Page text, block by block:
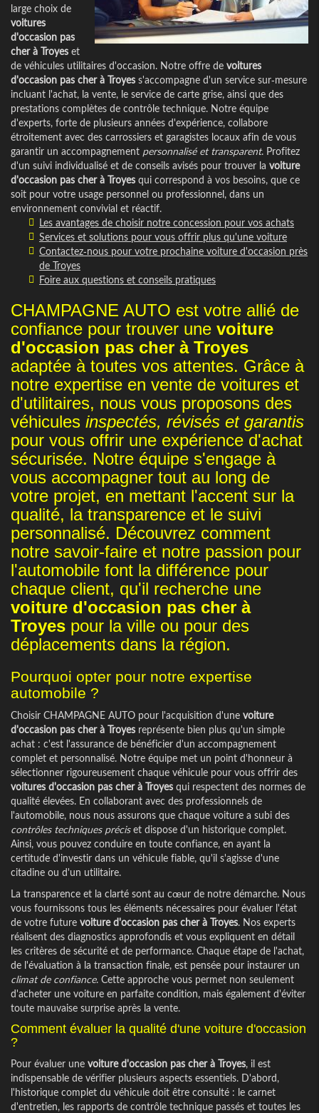
large choix de
voitures
d'occasion pas
cher à Troyes et
de véhicules utilitaires d'occasion. Notre offre de voitures
d'occasion pas cher à Troyes s'accompagne d'un service sur-mesure
incluant l'achat, la vente, le service de carte grise, ainsi que des
prestations complètes de contrôle technique. Notre équipe
d'experts, forte de plusieurs années d'expérience, collabore
étroitement avec des carrossiers et garagistes locaux afin de vous
garantir un accompagnement personnalisé et transparent. Profitez
d'un suivi individualisé et de conseils avisés pour trouver la voiture
d'occasion pas cher à Troyes qui correspond à vos besoins, que ce
soit pour votre usage personnel ou professionnel, dans un
environnement convivial et réactif.
Les avantages de choisir notre concession pour vos achats
Services et solutions pour vous offrir plus qu'une voiture
Contactez-nous pour votre prochaine voiture d'occasion près
de Troyes
Foire aux questions et conseils pratiques
CHAMPAGNE AUTO est votre allié de
confiance pour trouver une voiture
d'occasion pas cher à Troyes
adaptée à toutes vos attentes. Grâce à
notre expertise en vente de voitures et
d'utilitaires, nous vous proposons des
véhicules inspectés, révisés et garantis
pour vous offrir une expérience d'achat
sécurisée. Notre équipe s'engage à
vous accompagner tout au long de
votre projet, en mettant l'accent sur la
qualité, la transparence et le suivi
personnalisé. Découvrez comment
notre savoir-faire et notre passion pour
l'automobile font la différence pour
chaque client, qu'il recherche une
voiture d'occasion pas cher à
Troyes pour la ville ou pour des
déplacements dans la région.
Pourquoi opter pour notre expertise
automobile ?
Choisir CHAMPAGNE AUTO pour l'acquisition d'une voiture
d'occasion pas cher à Troyes représente bien plus qu'un simple
achat : c'est l'assurance de bénéficier d'un accompagnement
complet et personnalisé. Notre équipe met un point d'honneur à
sélectionner rigoureusement chaque véhicule pour vous offrir des
voitures d'occasion pas cher à Troyes qui respectent des normes de
qualité élevées. En collaborant avec des professionnels de
l'automobile, nous nous assurons que chaque voiture a subi des
contrôles techniques préciset dispose d'un historique complet.
Ainsi, vous pouvez conduire en toute confiance, en ayant la
certitude d'investir dans un véhicule fiable, qu'il s'agisse d'une
citadine ou d'un utilitaire.
La transparence et la clarté sont au cœur de notre démarche. Nous
vous fournissons tous les éléments nécessaires pour évaluer l'état
de votre future voiture d'occasion pas cher à Troyes. Nos experts
réalisent des diagnostics approfondis et vous expliquent en détail
les critères de sécurité et de performance. Chaque étape de l'achat,
de l'évaluation à la transaction finale, est pensée pour instaurer un
climat de confiance. Cette approche vous permet non seulement
d'acheter une voiture en parfaite condition, mais également d'éviter
toute mauvaise surprise après la vente.
Comment évaluer la qualité d'une voiture d'occasion
?
Pour évaluer une voiture d'occasion pas cher à Troyes, il est
indispensable de vérifier plusieurs aspects essentiels. D'abord,
l'historique complet du véhicule doit être consulté : le carnet
d'entretien, les rapports de contrôle technique passés et toutes les